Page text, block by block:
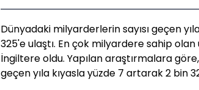
Dünyadaki milyarderlerin sayısı geçen
325'e ulaştı. En çok milyardere sahip olan
İngiltere oldu. Yapılan araştırmalara
geçen yıla kıyasla yüzde 7 artarak 2 bin